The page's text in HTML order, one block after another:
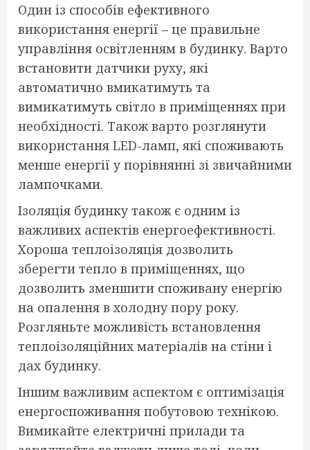
Один із способів ефективного
використання енергії – це правильне
управління освітленням в будинку. Варто
встановити датчики руху, які
автоматично вмикатимуть та
вимикатимуть світло в приміщеннях при
необхідності. Також варто розглянути
використання LED-ламп, які споживають
менше енергії у порівнянні зі звичайними
лампочками.
Ізоляція будинку також є одним із
важливих аспектів енергоефективності.
Хороша теплоізоляція дозволить
зберегти тепло в приміщеннях, що
дозволить зменшити споживану енергію
на опалення в холодну пору року.
Розгляньте можливість встановлення
теплоізоляційних матеріалів на стіни і
дах будинку.
Іншим важливим аспектом є оптимізація
енергоспоживання побутовою технікою.
Вимикайте електричні прилади та